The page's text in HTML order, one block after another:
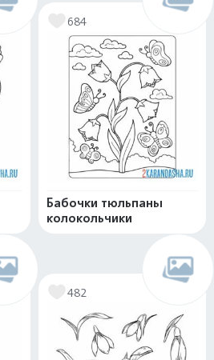
684
Бабочки тюльпаны
колокольчики
482